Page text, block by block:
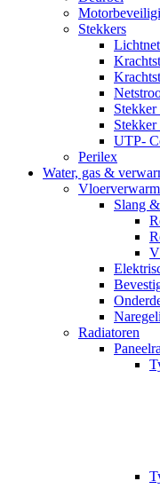
Stekkers
Stekker
Stekker
UTP-
Perilex
Water, gas &
Slang
Radiatoren